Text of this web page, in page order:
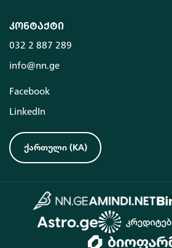
კონტაქტი
032 2 887 289
info@nn.ge
Facebook
LinkedIn
ქართული (KA)